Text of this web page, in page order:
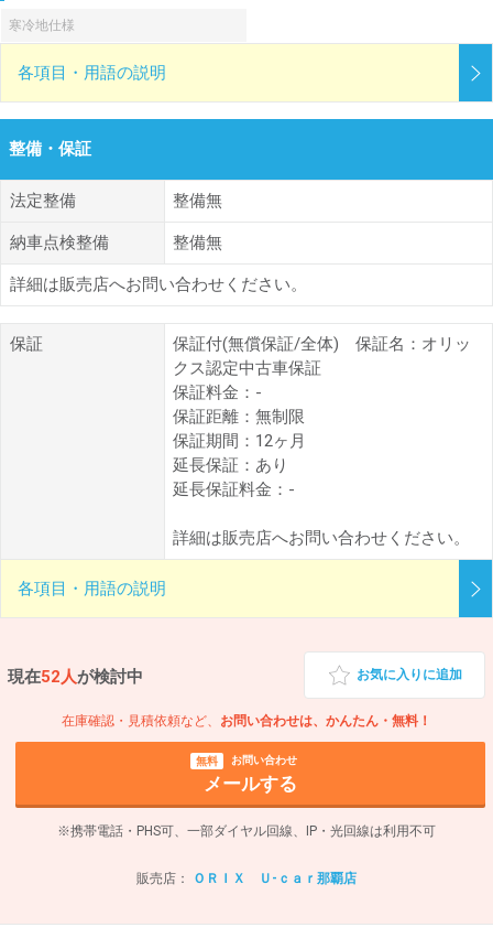
寒冷地仕様
各項目・用語の説明
整備・保証
法定整備 整備無
納車点検整備 整備無
詳細は販売店へお問い合わせください。
保証
保証付(無償保証/全体) 保証名：オリッ
クス認定中古車保証
保証料金：-
保証距離：無制限
保証期間：12ヶ月
延長保証：あり
延長保証料金：-
詳細は販売店へお問い合わせください。
各項目・用語の説明
現在52人が検討中 お気に入りに追加
在庫確認・見積依頼など、 お問い合わせは、かんたん・無料！
無料 お問い合わせ
メールする
※携帯電話・PHS可、一部ダイヤル回線、IP・光回線は利用不可
販売店： ＯＲＩＸ Ｕ-ｃａｒ那覇店